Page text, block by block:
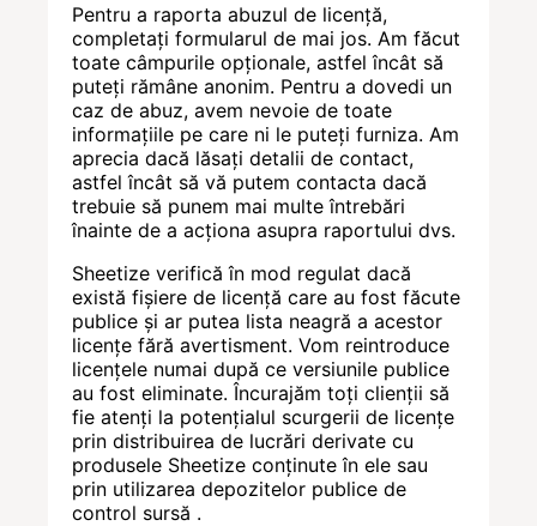
Pentru a raporta abuzul de licență,
completați formularul de mai jos. Am făcut
toate câmpurile opționale, astfel încât să
puteți rămâne anonim. Pentru a dovedi un
caz de abuz, avem nevoie de toate
informațiile pe care ni le puteți furniza. Am
aprecia dacă lăsați detalii de contact,
astfel încât să vă putem contacta dacă
trebuie să punem mai multe întrebări
înainte de a acționa asupra raportului dvs.
Sheetize verifică în mod regulat dacă
există fișiere de licență care au fost făcute
publice și ar putea lista neagră a acestor
licențe fără avertisment. Vom reintroduce
licențele numai după ce versiunile publice
au fost eliminate. Încurajăm toți clienții să
fie atenți la potențialul scurgerii de licențe
prin distribuirea de lucrări derivate cu
produsele Sheetize conținute în ele sau
prin utilizarea depozitelor publice de
control sursă .